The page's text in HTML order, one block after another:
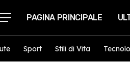
PAGINA PRINCIPALE
Sport Stili di Vita